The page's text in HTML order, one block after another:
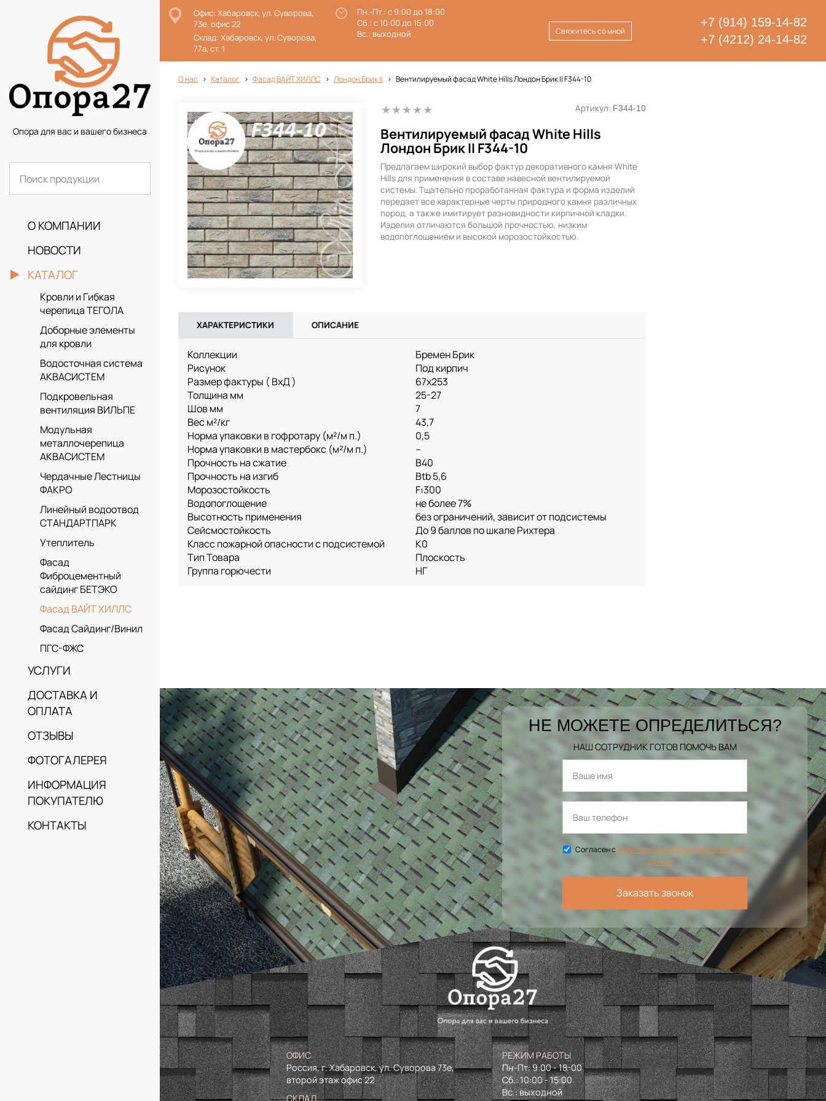
Опора для вас и вашего бизнеса
О КОМПАНИИ
НОВОСТИ
КАТАЛОГ
Кровли и Гибкая
черепица ТЕГОЛА
Доборные элементы
для кровли
Водосточная система
АКВАСИСТЕМ
Подкровельная
вентиляция ВИЛЬПЕ
Модульная
металлочерепица
АКВАСИСТЕМ
Чердачные Лестницы
ФАКРО
Линейный водоотвод
СТАНДАРТПАРК
Утеплитель
Фасад
Фиброцементный
сайдинг БЕТЭКО
Фасад ВАЙТ ХИЛЛС
Фасад Сайдинг/Винил
ПГС-ФЖС
УСЛУГИ
ДОСТАВКА И
ОПЛАТА
ОТЗЫВЫ
ФОТОГАЛЕРЕЯ
ИНФОРМАЦИЯ
ПОКУПАТЕЛЮ
КОНТАКТЫ
Офис: Хабаровск, ул. Суворова,
73е, офис 22
Склад: Хабаровск, ул. Суворова,
77а, ст. 1
Пн.-Пт.: с 9:00 до 18:00
Сб.: с 10:00 до 15:00
Вс.: выходной
+7 (914) 159-14-82
+7 (4212) 24-14-82
Свяжитесь со мной
О нас Каталог Фасад ВАЙТ ХИЛЛС Лондон Брик II Вентилируемый фасад White Hills Лондон Брик II F344-10
Артикул: F344-10
Вентилируемый фасад White Hills
Лондон Брик II F344-10
Предлагаем широкий выбор фактур декоративного камня White
Hills для применения в составе навесной вентилируемой
системы. Тщательно проработанная фактура и форма изделий
передает все характерные черты природного камня различных
пород, а также имитирует разновидности кирпичной кладки.
Изделия отличаются большой прочностью, низким
водопоглощением и высокой морозостойкостью.
ХАРАКТЕРИСТИКИ ОПИСАНИЕ
Коллекции
Бремен Брик
Рисунок
Под кирпич
Размер фактуры ( ВхД )
67x253
Толщина мм
25-27
Шов мм
7
Вес м²/кг
43,7
Норма упаковки в гофротару (м²/м п.)
0,5
Норма упаковки в мастербокс (м²/м п.)
--
Прочность на сжатие
B40
Прочность на изгиб
Btb 5,6
Морозостойкость
F₁300
Водопоглощение
не более 7%
Высотность применения
без ограничений, зависит от подсистемы
Сейсмостойкость
До 9 баллов по шкале Рихтера
Класс пожарной опасности с подсистемой
K0
Тип Товара
Плоскость
Группа горючести
НГ
НЕ МОЖЕТЕ ОПРЕДЕЛИТЬСЯ?
НАШ СОТРУДНИК ГОТОВ ПОМОЧЬ ВАМ
Согласен сПолитикой обработки персональных
данных
Заказать звонок
ОФИС
Россия, г. Хабаровск, ул. Суворова 73е,
второй этаж офис 22
СКЛАД
РЕЖИМ РАБОТЫ
Пн-Пт: 9:00 - 18-00
Сб.: 10:00 - 15:00
Вс.: выходной